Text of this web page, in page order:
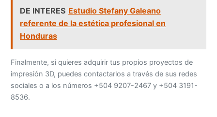
DE INTERES Estudio Stefany Galeano
referente de la estética profesional en
Honduras
Finalmente, si quieres adquirir tus propios proyectos de
impresión 3D, puedes contactarlos a través de sus redes
sociales o a los números +504 9207-2467 y +504 3191-
8536.